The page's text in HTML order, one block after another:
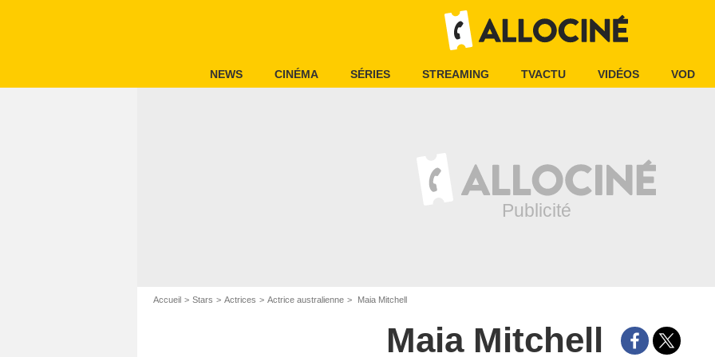
NEWS CINÉMA SÉRIES STREAMING TVACTU VIDÉOS VOD
Accueil Stars Actrices Actrice australienne Maia Mitchell
Maia Mitchell